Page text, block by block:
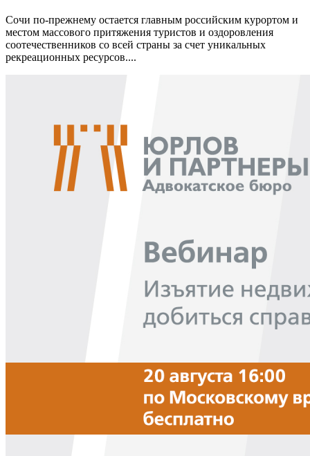
Сочи по-прежнему остается главным российским курортом и
местом массового притяжения туристов и оздоровления
соотечественников со всей страны за счет уникальных
рекреационных ресурсов....